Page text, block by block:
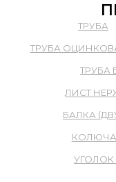
ТРУБА
ТРУБА
ТРУБА
ЛИСТ
БАЛКА